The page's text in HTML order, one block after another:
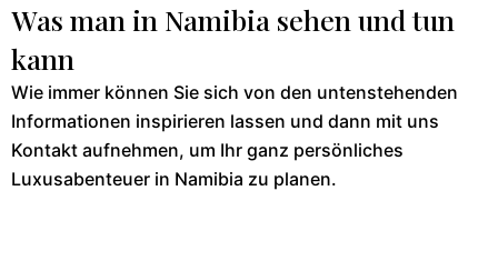
Was man in Namibia sehen und tun
kann
Wie immer können Sie sich von den untenstehenden
Informationen inspirieren lassen und dann mit uns
Kontakt aufnehmen, um Ihr ganz persönliches
Luxusabenteuer in Namibia zu planen.